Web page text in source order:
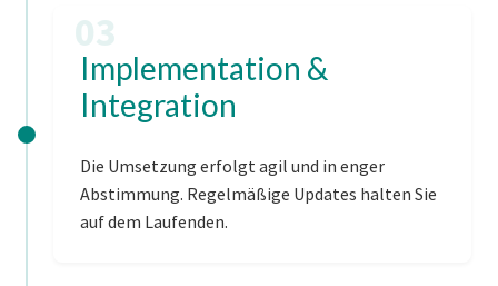
03
Implementation &
Integration
Die Umsetzung erfolgt agil und in enger
Abstimmung. Regelmäßige Updates halten Sie
auf dem Laufenden.